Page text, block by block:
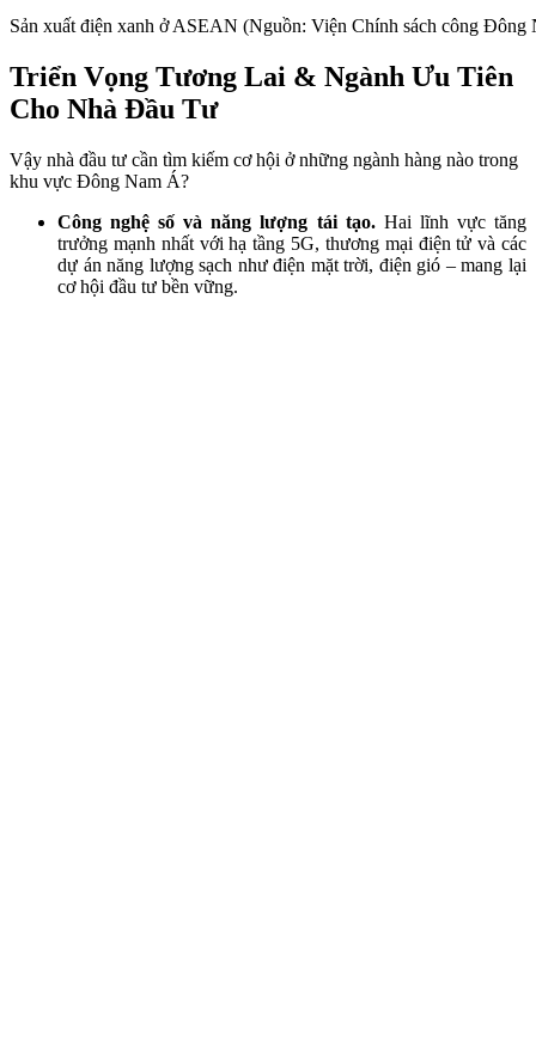
Sản xuất điện xanh ở ASEAN (Nguồn: Viện Chính sách công Đông
Triển Vọng Tương Lai & Ngành Ưu Tiên
Cho Nhà Đầu Tư
Vậy nhà đầu tư cần tìm kiếm cơ hội ở những ngành hàng nào trong
khu vực Đông Nam Á?
Công nghệ số và năng lượng tái tạo. Hai lĩnh vực tăng
trưởng mạnh nhất với hạ tầng 5G, thương mại điện tử và các
dự án năng lượng sạch như điện mặt trời, điện gió – mang lại
cơ hội đầu tư bền vững.